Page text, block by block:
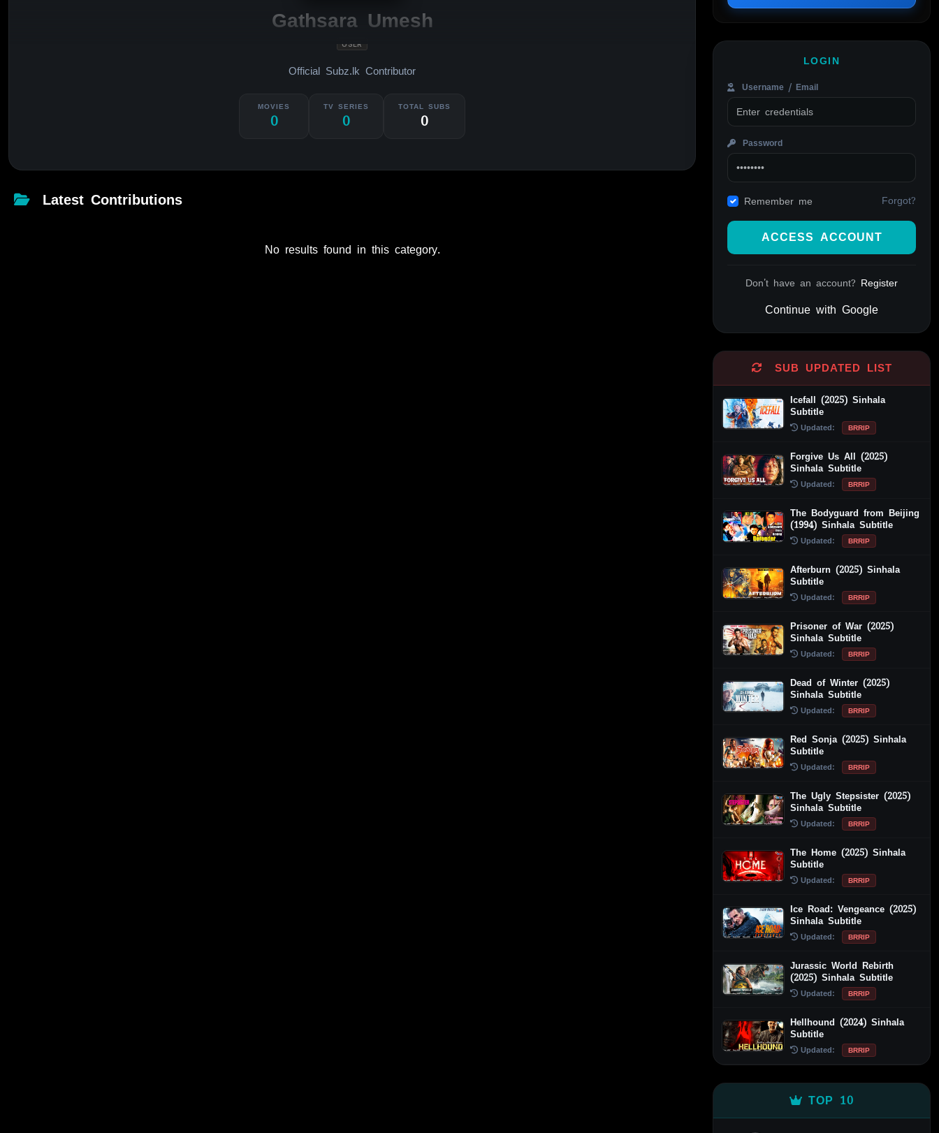
Gathsara Umesh
USER
Official Subz.lk Contributor
MOVIES
0
TV SERIES
0
TOTAL SUBS
0
Latest Contributions
No results found in this category.
LOGIN
Username / Email
Password
Remember me Forgot?
ACCESS ACCOUNT
Don't have an account? Register
Continue with Google
SUB UPDATED LIST
Icefall (2025) Sinhala
Subtitle
Updated: BRRIP
Forgive Us All (2025)
Sinhala Subtitle
Updated: BRRIP
The Bodyguard from Beijing
(1994) Sinhala Subtitle
Updated: BRRIP
Afterburn (2025) Sinhala
Subtitle
Updated: BRRIP
Prisoner of War (2025)
Sinhala Subtitle
Updated: BRRIP
Dead of Winter (2025)
Sinhala Subtitle
Updated: BRRIP
Red Sonja (2025) Sinhala
Subtitle
Updated: BRRIP
The Ugly Stepsister (2025)
Sinhala Subtitle
Updated: BRRIP
The Home (2025) Sinhala
Subtitle
Updated: BRRIP
Ice Road: Vengeance (2025)
Sinhala Subtitle
Updated: BRRIP
Jurassic World Rebirth
(2025) Sinhala Subtitle
Updated: BRRIP
Hellhound (2024) Sinhala
Subtitle
Updated: BRRIP
TOP 10